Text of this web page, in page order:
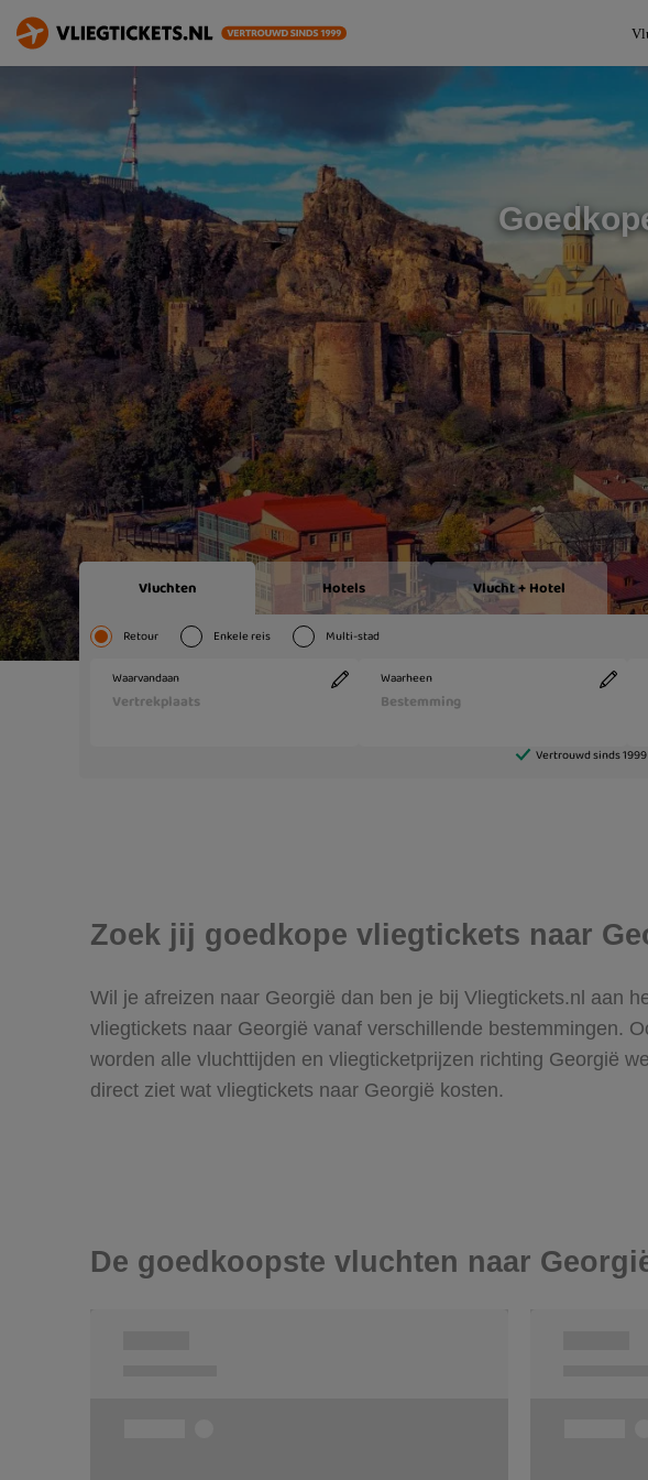
Zoek jij goedkope vliegtickets naar
Wil je afreizen naar Georgië dan ben je bij Vliegtickets.nl aan
vliegtickets naar Georgië vanaf verschillende bestemmingen.
worden alle vluchttijden en vliegticketprijzen richting Georgië
direct ziet wat vliegtickets naar Georgië kosten.
De goedkoopste vluchten naar